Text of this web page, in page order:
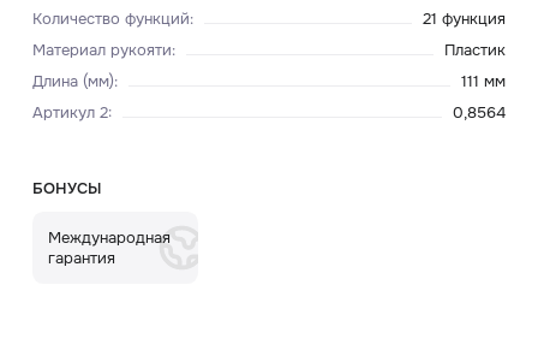
Количество функций:
21 функция
Материал рукояти:
Пластик
Длина (мм):
111 мм
Артикул 2: 0,8564
БОНУСЫ
Международная
гарантия